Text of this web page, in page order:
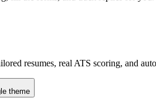
resumes, real ATS scoring, and
theme